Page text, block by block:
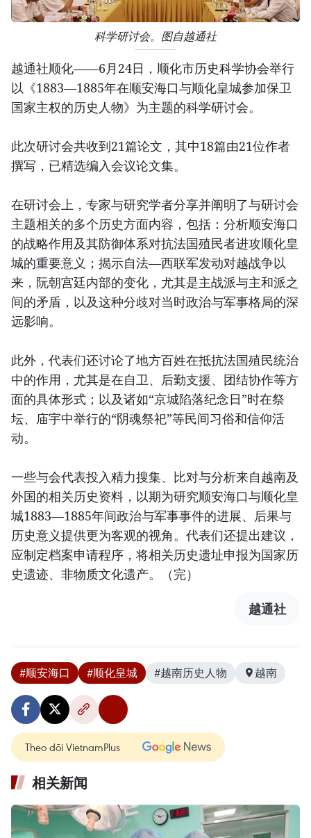
科学研讨会。图自越通社
越通社顺化——6月24日，顺化市历史科学协会举行
以《1883—1885年在顺安海口与顺化皇城参加保卫
国家主权的历史人物》为主题的科学研讨会。
此次研讨会共收到21篇论文，其中18篇由21位作者
撰写，已精选编入会议论文集。
在研讨会上，专家与研究学者分享并阐明了与研讨会
主题相关的多个历史方面内容，包括：分析顺安海口
的战略作用及其防御体系对抗法国殖民者进攻顺化皇
城的重要意义；揭示自法—西联军发动对越战争以
来，阮朝宫廷内部的变化，尤其是主战派与主和派之
间的矛盾，以及这种分歧对当时政治与军事格局的深
远影响。
此外，代表们还讨论了地方百姓在抵抗法国殖民统治
中的作用，尤其是在自卫、后勤支援、团结协作等方
面的具体形式；以及诸如“京城陷落纪念日”时在祭
坛、庙宇中举行的“阴魂祭祀”等民间习俗和信仰活
动。
一些与会代表投入精力搜集、比对与分析来自越南及
外国的相关历史资料，以期为研究顺安海口与顺化皇
城1883—1885年间政治与军事事件的进展、后果与
历史意义提供更为客观的视角。代表们还提出建议，
应制定档案申请程序，将相关历史遗址申报为国家历
史遗迹、非物质文化遗产。（完）
越通社
#顺安海口 #顺化皇城 #越南历史人物 越南
Theo dõi VietnamPlus
相关新闻